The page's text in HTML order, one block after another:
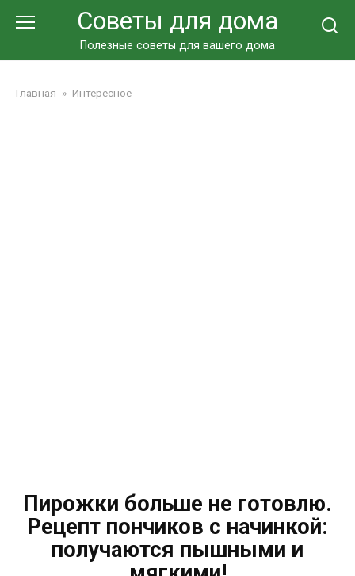
Советы для дома
Полезные советы для вашего дома
Главная » Интересное
Пирожки больше не готовлю.
Рецепт пончиков с начинкой:
получаются пышными и